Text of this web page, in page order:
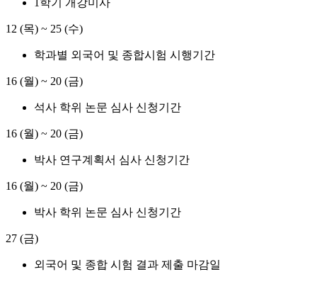
1학기 개강미사
12 (목) ~ 25 (수)
학과별 외국어 및 종합시험 시행기간
16 (월) ~ 20 (금)
석사 학위 논문 심사 신청기간
16 (월) ~ 20 (금)
박사 연구계획서 심사 신청기간
16 (월) ~ 20 (금)
박사 학위 논문 심사 신청기간
27 (금)
외국어 및 종합 시험 결과 제출 마감일